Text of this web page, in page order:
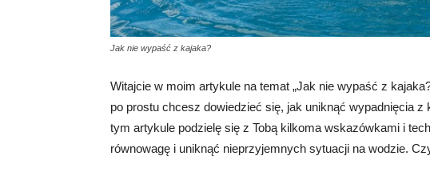
Jak nie wypaść z kajaka?
Witajcie w moim artykule na temat „Jak nie wypaść z
po prostu chcesz dowiedzieć się, jak uniknąć wypadnięcia
tym artykule podzielę się z Tobą kilkoma wskazówkami i
równowagę i uniknąć nieprzyjemnych sytuacji na wodzie.